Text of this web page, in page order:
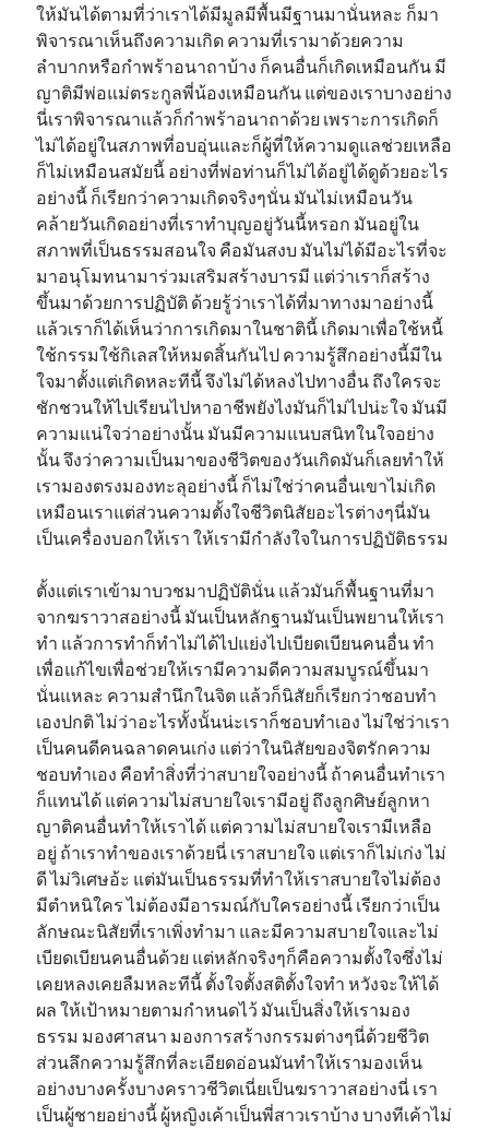
ให้มันได้ตามที่ว่าเราได้มีมูลมีพื้นมีฐานมานั่นหละ ก็มา
พิจารณาเห็นถึงความเกิด ความที่เรามาด้วยความ
ลำบากหรือกำพร้าอนาถาบ้าง ก็คนอื่นก็เกิดเหมือนกัน มี
ญาติมีพ่อแม่ตระกูลพี่น้องเหมือนกัน แต่ของเราบางอย่าง
นี่เราพิจารณาแล้วก็กำพร้าอนาถาด้วย เพราะการเกิดก็
ไม่ได้อยู่ในสภาพที่อบอุ่นและก็ผู้ที่ให้ความดูแลช่วยเหลือ
ก็ไม่เหมือนสมัยนี้ อย่างที่พ่อท่านก็ไม่ได้อยู่ได้ดูด้วยอะไร
อย่างนี้ ก็เรียกว่าความเกิดจริงๆนั่น มันไม่เหมือนวัน
คล้ายวันเกิดอย่างที่เราทำบุญอยู่วันนี้หรอก มันอยู่ใน
สภาพที่เป็นธรรมสอนใจ คือมันสงบ มันไม่ได้มีอะไรที่จะ
มาอนุโมทนามาร่วมเสริมสร้างบารมี แต่ว่าเราก็สร้าง
ขึ้นมาด้วยการปฏิบัติ ด้วยรู้ว่าเราได้ที่มาทางมาอย่างนี้
แล้วเราก็ได้เห็นว่าการเกิดมาในชาตินี้ เกิดมาเพื่อใช้หนี้
ใช้กรรมใช้กิเลสให้หมดสิ้นกันไป ความรู้สึกอย่างนี้มีใน
ใจมาตั้งแต่เกิดหละทีนี้ จึงไม่ได้หลงไปทางอื่น ถึงใครจะ
ชักชวนให้ไปเรียนไปหาอาชีพยังไงมันก็ไม่ไปน่ะใจ มันมี
ความแน่ใจว่าอย่างนั้น มันมีความแนบสนิทในใจอย่าง
นั้น จึงว่าความเป็นมาของชีวิตของวันเกิดมันก็เลยทำให้
เรามองตรงมองทะลุอย่างนี้ ก็ไม่ใช่ว่าคนอื่นเขาไม่เกิด
เหมือนเราแต่ส่วนความตั้งใจชีวิตนิสัยอะไรต่างๆนี่มัน
เป็นเครื่องบอกให้เรา ให้เรามีกำลังใจในการปฏิบัติธรรม
ตั้งแต่เราเข้ามาบวชมาปฏิบัตินั่น แล้วมันก็พื้นฐานที่มา
จากฆราวาสอย่างนี้ มันเป็นหลักฐานมันเป็นพยานให้เรา
ทำ แล้วการทำก็ทำไม่ได้ไปแย่งไปเบียดเบียนคนอื่น ทำ
เพื่อแก้ไขเพื่อช่วยให้เรามีความดีความสมบูรณ์ขึ้นมา
นั่นแหละ ความสำนึกในจิต แล้วก็นิสัยก็เรียกว่าชอบทำ
เองปกติ ไม่ว่าอะไรทั้งนั้นน่ะเราก็ชอบทำเอง ไม่ใช่ว่าเรา
เป็นคนดีคนฉลาดคนเก่ง แต่ว่าในนิสัยของจิตรักความ
ชอบทำเอง คือทำสิ่งที่ว่าสบายใจอย่างนี้ ถ้าคนอื่นทำเรา
ก็แทนได้ แต่ความไม่สบายใจเรามีอยู่ ถึงลูกศิษย์ลูกหา
ญาติคนอื่นทำให้เราได้ แต่ความไม่สบายใจเรามีเหลือ
อยู่ ถ้าเราทำของเราด้วยนี่ เราสบายใจ แต่เราก็ไม่เก่ง ไม่
ดี ไม่วิเศษอ้ะ แต่มันเป็นธรรมที่ทำให้เราสบายใจไม่ต้อง
มีตำหนิใคร ไม่ต้องมีอารมณ์กับใครอย่างนี้ เรียกว่าเป็น
ลักษณะนิสัยที่เราเพิ่งทำมา และมีความสบายใจและไม่
เบียดเบียนคนอื่นด้วย แต่หลักจริงๆก็คือความตั้งใจซึ่งไม่
เคยหลงเคยลืมหละทีนี้ ตั้งใจตั้งสติตั้งใจทำ หวังจะให้ได้
ผล ให้เป้าหมายตามกำหนดไว้ มันเป็นสิ่งให้เรามอง
ธรรม มองศาสนา มองการสร้างกรรมต่างๆนี่ด้วยชีวิต
ส่วนลึกความรู้สึกที่ละเอียดอ่อนมันทำให้เรามองเห็น
อย่างบางครั้งบางคราวชีวิตเนี่ยเป็นฆราวาสอย่างนี่ เรา
เป็นผู้ชายอย่างนี้ ผู้หญิงเค้าเป็นพี่สาวเราบ้าง บางทีเค้าไม่